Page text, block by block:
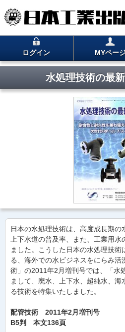
ログイン MYペー
水処理技術の最
日本の水処理技術は、高度成長期
上下水道の普及率、また、工業用
ました。こうした日本の水処理技
る、海外での水ビジネスをにらみ
術」の2011年2月増刊号では、「水
まして、廃水、上下水、超純水、
る技術を特集いたしました。
配管技術 2011年2月増刊号
B5判 本文136頁